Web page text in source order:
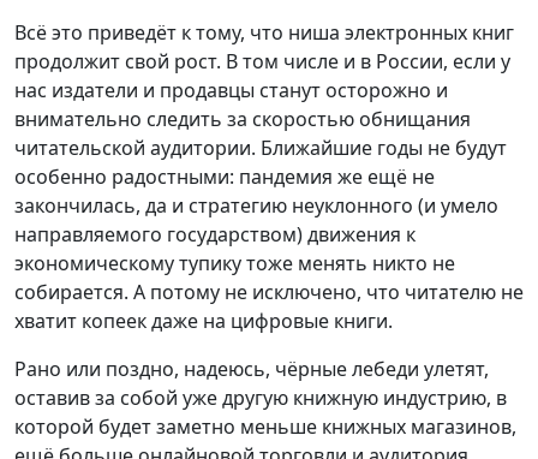
Всё это приведёт к тому, что ниша электронных книг
продолжит свой рост. В том числе и в России, если у
нас издатели и продавцы станут осторожно и
внимательно следить за скоростью обнищания
читательской аудитории. Ближайшие годы не будут
особенно радостными: пандемия же ещё не
закончилась, да и стратегию неуклонного (и умело
направляемого государством) движения к
экономическому тупику тоже менять никто не
собирается. А потому не исключено, что читателю не
хватит копеек даже на цифровые книги.
Рано или поздно, надеюсь, чёрные лебеди улетят,
оставив за собой уже другую книжную индустрию, в
которой будет заметно меньше книжных магазинов,